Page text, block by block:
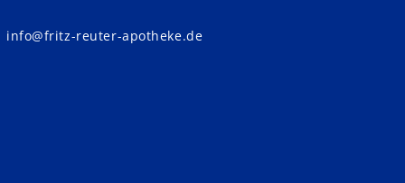
info@fritz-reuter-apotheke.de